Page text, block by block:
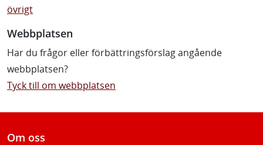
övrigt
Webbplatsen
Har du frågor eller förbättringsförslag angående
webbplatsen?
Tyck till om webbplatsen
Om oss